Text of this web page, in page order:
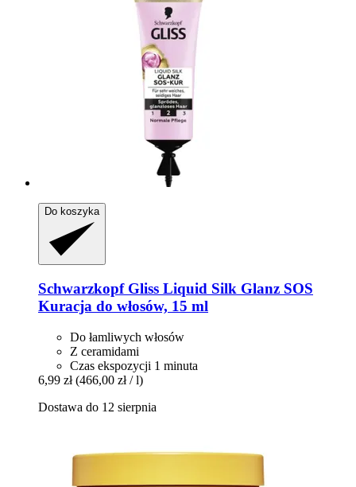
Do koszyka
SchwarzkopfGliss Liquid Silk Glanz SOS
Kuracja do włosów, 15 ml
Do łamliwych włosów
Z ceramidami
Czas ekspozycji 1 minuta
6,99 zł (466,00 zł / l)
Dostawa do 12 sierpnia